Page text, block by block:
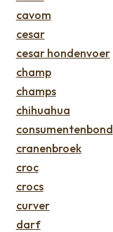
cavom
cesar
cesar hondenvoer
champ
champs
chihuahua
consumentenbond
cranenbroek
croc
crocs
curver
darf